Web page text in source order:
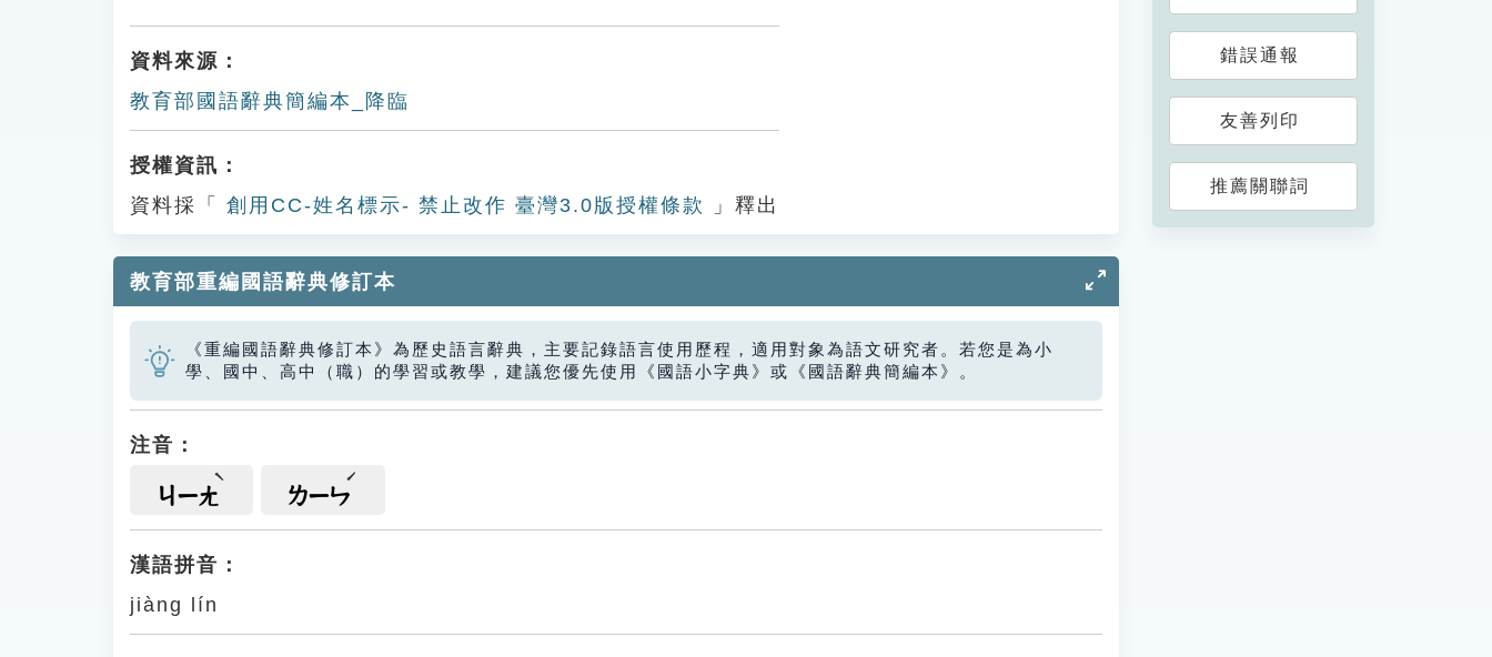
資料來源：
教育部國語辭典簡編本_降臨
授權資訊：
資料採「
創用CC-姓名標示- 禁止改作 臺灣3.0版授權條款 」釋出
教育部重編國語辭典修訂本
《重編國語辭典修訂本》為歷史語言辭典，主要記錄語言使用歷程，適用對象為語文研究者。若您是為小
學、國中、高中（職）的學習或教學，建議您優先使用《國語小字典》或《國語辭典簡編本》。
注音：
ㄐㄧㄤ ㄌㄧㄣ
漢語拼音：
jiàng lín
錯誤通報
友善列印
推薦關聯詞